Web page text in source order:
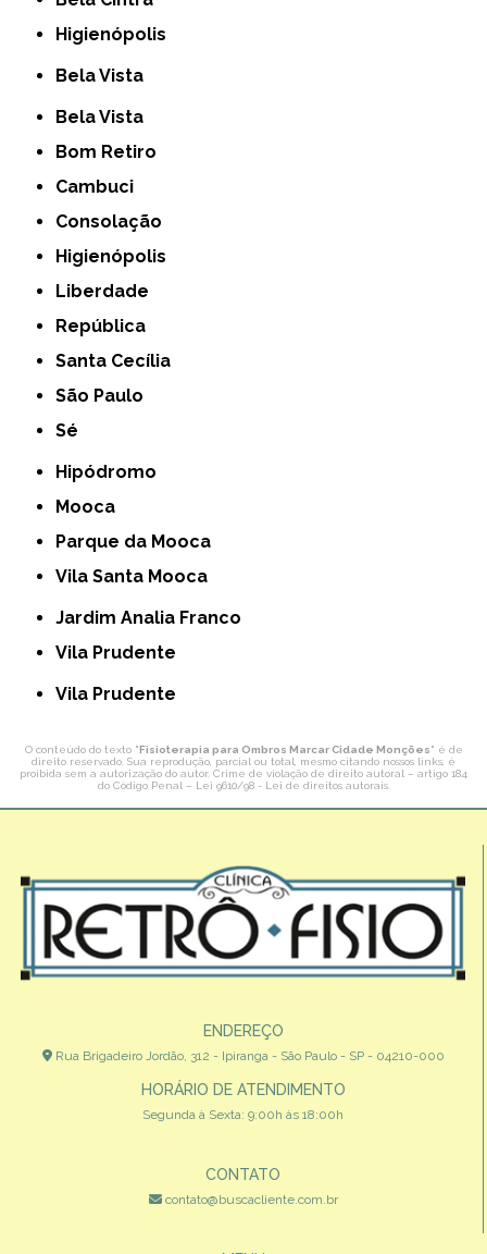
Higienópolis
Bela Vista
Bela Vista
Bom Retiro
Cambuci
Consolação
Higienópolis
Liberdade
República
Santa Cecília
São Paulo
Sé
Hipódromo
Mooca
Parque da Mooca
Vila Santa Mooca
Jardim Analia Franco
Vila Prudente
Vila Prudente
O conteúdo do texto "Fisioterapia para Ombros Marcar Cidade Monções" é de
direito reservado. Sua reprodução, parcial ou total, mesmo citando nossos links, é
proibida sem a autorização do autor. Crime de violação de direito autoral – artigo 184
do Código Penal – Lei 9610/98 - Lei de direitos autorais.
ENDEREÇO
Rua Brigadeiro Jordão, 312 - Ipiranga - São Paulo - SP - 04210-000
HORÁRIO DE ATENDIMENTO
Segunda à Sexta: 9:00h às 18:00h
CONTATO
contato@buscacliente.com.br